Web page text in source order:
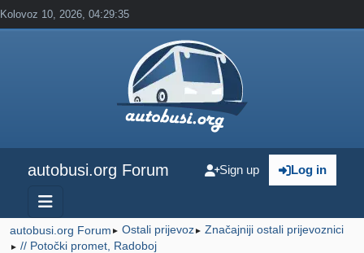
Kolovoz 10, 2026, 04:29:35
autobusi.org Forum Log in
Sign up
autobusi.org Forum ► Ostali prijevoz► Značajniji ostali prijevoznici
► // Potočki promet, Radoboj